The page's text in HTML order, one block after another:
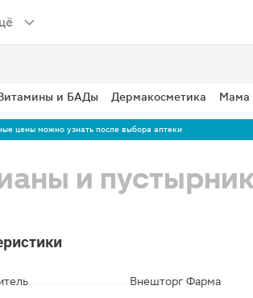
и БАДы Дермакосметика Мама
цены можно узнать после выбора аптеки
и
Внешторг Фарма